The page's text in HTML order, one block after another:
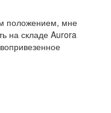
положением, мне
на складе Aurora